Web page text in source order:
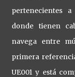
pertenecientes
donde tienen
navega entre
primera
UE001 y está